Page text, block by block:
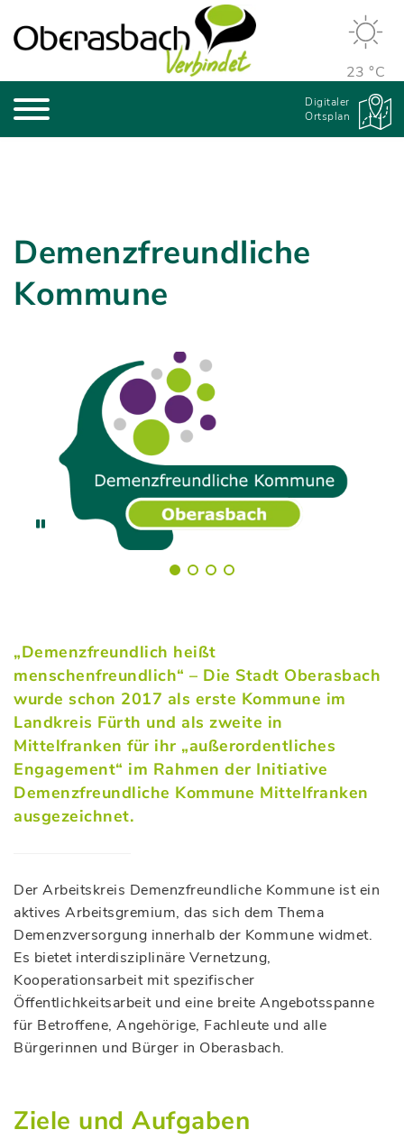
23 °C
Digitaler
Ortsplan
Demenzfreundliche
Kommune
„Demenzfreundlich heißt
menschenfreundlich“ – Die Stadt Oberasbach
wurde schon 2017 als erste Kommune im
Landkreis Fürth und als zweite in
Mittelfranken für ihr „außerordentliches
Engagement“ im Rahmen der Initiative
Demenzfreundliche Kommune Mittelfranken
ausgezeichnet.
Der Arbeitskreis Demenzfreundliche Kommune ist ein
aktives Arbeitsgremium, das sich dem Thema
Demenzversorgung innerhalb der Kommune widmet.
Es bietet interdisziplinäre Vernetzung,
Kooperationsarbeit mit spezifischer
Öffentlichkeitsarbeit und eine breite Angebotsspanne
für Betroffene, Angehörige, Fachleute und alle
Bürgerinnen und Bürger in Oberasbach.
Ziele und Aufgaben